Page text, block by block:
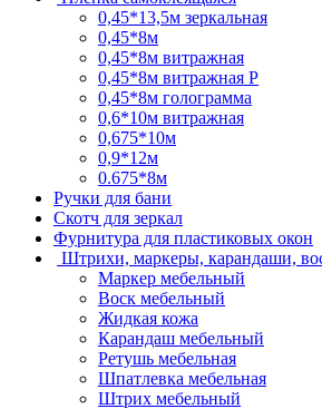
0,45*13,5м зеркальная
0,45*8м
0,45*8м витражная
0,45*8м витражная Р
0,45*8м голограмма
0,6*10м витражная
0,675*10м
0,9*12м
0.675*8м
Ручки для бани
Скотч для зеркал
Фурнитура для пластиковых окон
Штрихи, маркеры, карандаши,
Маркер мебельный
Воск мебельный
Жидкая кожа
Карандаш мебельный
Ретушь мебельная
Шпатлевка мебельная
Штрих мебельный